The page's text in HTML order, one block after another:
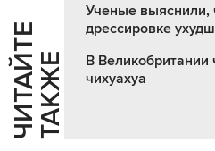
Ч
И
Т
АЙ
Т
Е
Т
А
К
ЖЕ
Ученые выяснили,
дрессировке
В Великобритании
чихуахуа